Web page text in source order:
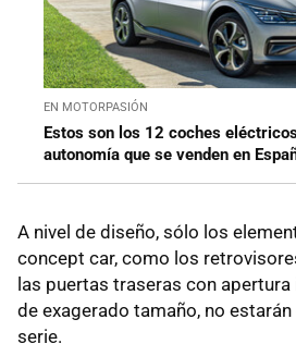
EN MOTORPASIÓN
Estos son los 12 coches
autonomía que se venden en
A nivel de diseño, sólo los
concept car, como los
las puertas traseras con
de exagerado tamaño, no
serie.